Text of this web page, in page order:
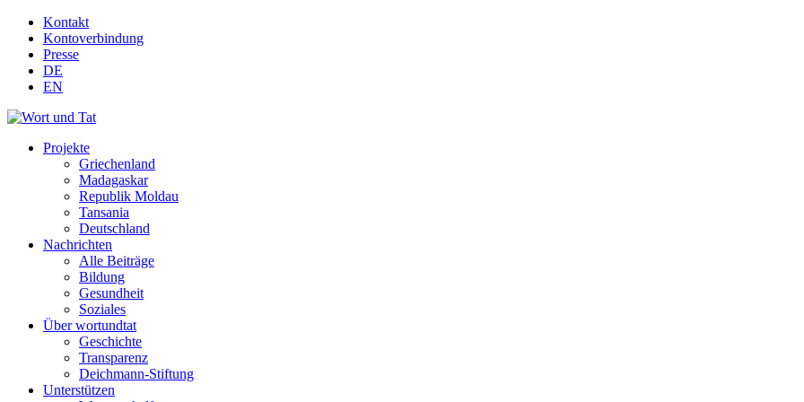
Kontakt
Kontoverbindung
Presse
DE
EN
Projekte
Griechenland
Madagaskar
Republik Moldau
Tansania
Deutschland
Nachrichten
Alle Beiträge
Bildung
Gesundheit
Soziales
Über wortundtat
Geschichte
Transparenz
Deichmann-Stiftung
Unterstützen